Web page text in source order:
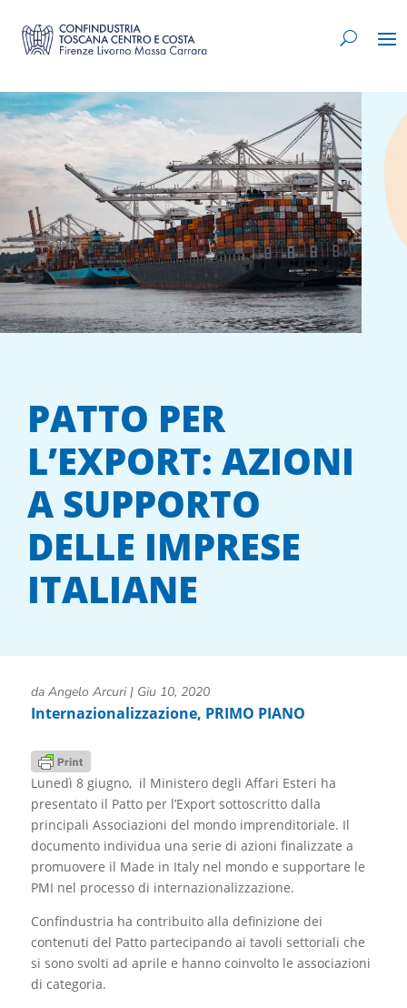
PATTO PER
L’EXPORT: AZIONI
A SUPPORTO
DELLE IMPRESE
ITALIANE
da Angelo Arcuri| Giu 10, 2020
Internazionalizzazione, PRIMO PIANO
Lunedì 8 giugno, il Ministero degli Affari Esteri ha
presentato il Patto per l’Export sottoscritto dalla
principali Associazioni del mondo imprenditoriale. Il
documento individua una serie di azioni finalizzate a
promuovere il Made in Italy nel mondo e supportare le
PMI nel processo di internazionalizzazione.
Confindustria ha contribuito alla definizione dei
contenuti del Patto partecipando ai tavoli settoriali che
si sono svolti ad aprile e hanno coinvolto le associazioni
di categoria.